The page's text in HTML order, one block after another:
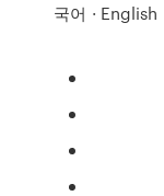
국어 · English